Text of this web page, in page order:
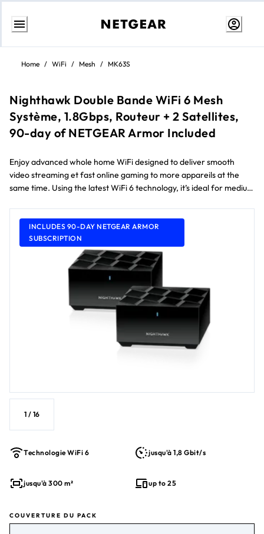
Aller
contenu
Home / WiFi / Mesh / MK63S
Nighthawk Double Bande WiFi 6 Mesh
Système, 1.8Gbps, Routeur + 2 Satellites,
90-day of NETGEAR Armor Included
Enjoy advanced whole home WiFi designed to deliver smooth
video streaming et fast online gaming to more appareils at the
same time. Using the latest WiFi 6 technology, it’s ideal for medium
NETGEAR Smart Parental Controls™.
INCLUDES 90-DAY NETGEAR ARMOR
SUBSCRIPTION
1 / 16
Technologie WiFi 6 jusqu'à 1,8 Gbit/s
jusqu'à 300 m² up to 25
COUVERTURE DU PACK